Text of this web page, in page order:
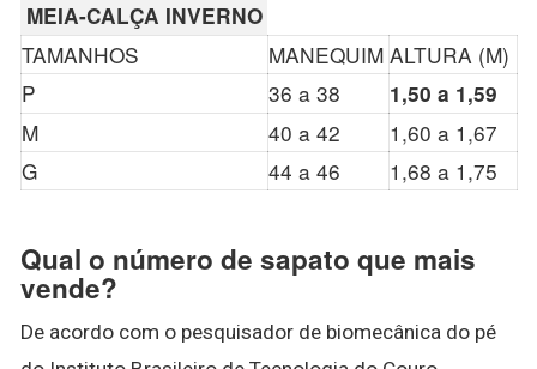
MEIA-CALÇA INVERNO
TAMANHOS MANEQUIM ALTURA (M)
P
36 a 38 1,50 a 1,59
M 40 a 42
1,60 a 1,67
G
44 a 46 1,68 a 1,75
Qual o número de sapato que mais
vende?
De acordo com o pesquisador de biomecânica do pé